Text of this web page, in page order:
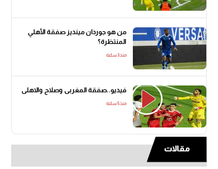
من هو جوردان مينديز صفقة الأهلي
المنتظرة؟
منذ3 ساعة
فيديو..صفقة المغربى وصلاح والاهلى
منذ5 ساعة
مقالات